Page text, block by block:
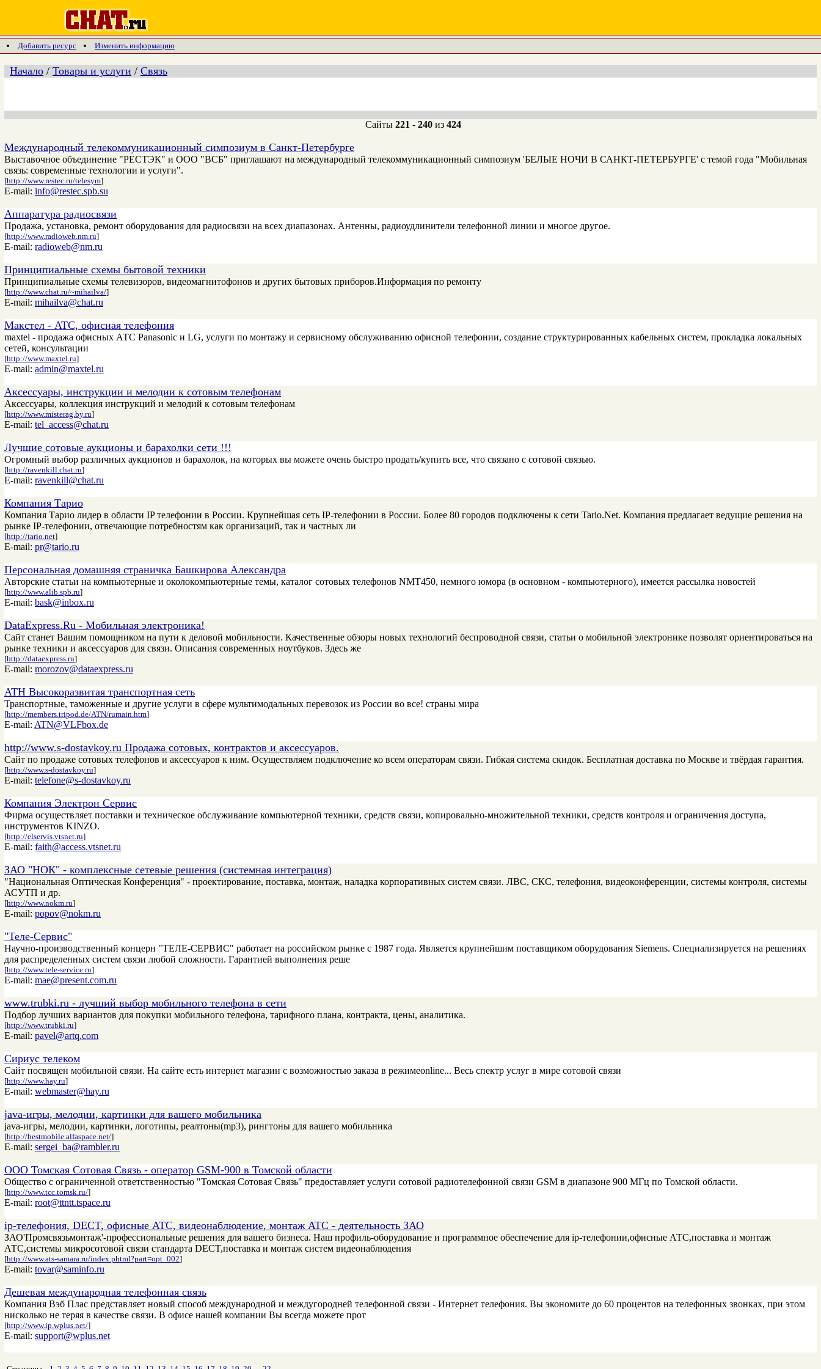
Добавить ресурс Изменить информацию
Начало / Товары и услуги / Связь
Сайты 221 - 240из 424
Международный телекоммуникационный симпозиум в Санкт-Петербурге
Выставочное объединение "РЕСТЭК" и ООО "ВСБ" приглашают на международный телекоммуникационный симпозиум 'БЕЛЫЕ НОЧИ В САНКТ-ПЕТЕРБУРГЕ' с темой года "Мобильная
связь: современные технологии и услуги".
[http://www.restec.ru/telesym]
E-mail: info@restec.spb.su
Аппаратура радиосвязи
Продажа, установка, ремонт оборудования для радиосвязи на всех диапазонах. Антенны, радиоудлинители телефонной линии и многое другое.
[http://www.radioweb.nm.ru]
E-mail: radioweb@nm.ru
Принципиальные схемы бытовой техники
Принципиальные схемы телевизоров, видеомагнитофонов и других бытовых приборов.Информация по ремонту
[http://www.chat.ru/~mihailva/]
E-mail: mihailva@chat.ru
Макстел - АТС, офисная телефония
maxtel - продажа офисных АТС Panasonic и LG, услуги по монтажу и сервисному обслуживанию офисной телефонии, создание структурированных кабельных систем, прокладка локальных
сетей, консультации
[http://www.maxtel.ru]
E-mail: admin@maxtel.ru
Аксессуары, инструкции и мелодии к сотовым телефонам
Аксессуары, коллекция инструкций и мелодий к сотовым телефонам
[http://www.misterag.by.ru]
E-mail: tel_access@chat.ru
Лучшие сотовые аукционы и барахолки сети !!!
Огромный выбор различных аукционов и барахолок, на которых вы можете очень быстро продать/купить все, что связано с сотовой связью.
[http://ravenkill.chat.ru]
E-mail: ravenkill@chat.ru
Компания Тарио
Компания Тарио лидер в области IP телефонии в России. Крупнейшая сеть IP-телефонии в России. Более 80 городов подключены к сети Tario.Net. Компания предлагает ведущие решения на
рынке IP-телефонии, отвечающие потребностям как организаций, так и частных ли
[http://tario.net]
E-mail: pr@tario.ru
Персональная домашняя страничка Башкирова Александра
Авторские статьи на компьютерные и околокомпьютерные темы, каталог сотовых телефонов NMT450, немного юмора (в основном - компьютерного), имеется рассылка новостей
[http://www.alib.spb.ru]
E-mail: bask@inbox.ru
DataExpress.Ru - Мобильная электроника!
Сайт станет Вашим помощником на пути к деловой мобильности. Качественные обзоры новых технологий беспроводной связи, статьи о мобильной электронике позволят ориентироваться на
рынке техники и аксессуаров для связи. Описания современных ноутбуков. Здесь же
[http://dataexpress.ru]
E-mail: morozov@dataexpress.ru
АТН Высокоразвитая транспортная сеть
Транспортные, таможенные и другие услуги в сфере мультимодальных перевозок из России во все! страны мира
[http://members.tripod.de/ATN/rumain.htm]
E-mail: ATN@VLFbox.de
http://www.s-dostavkoy.ru Продажа сотовых, контрактов и аксессуаров.
Сайт по продаже сотовых телефонов и аксессуаров к ним. Осуществляем подключение ко всем операторам связи. Гибкая система скидок. Бесплатная доставка по Москве и твёрдая гарантия.
[http://www.s-dostavkoy.ru]
E-mail: telefone@s-dostavkoy.ru
Компания Электрон Сервис
Фирма осуществляет поставки и техническое обслуживание компьютерной техники, средств связи, копировально-множительной техники, средств контроля и ограничения доступа,
инструментов KINZO.
[http://elservis.vtsnet.ru]
E-mail: faith@access.vtsnet.ru
ЗАО "НОК" - комплексные сетевые решения (системная интеграция)
"Национальная Оптическая Конференция" - проектирование, поставка, монтаж, наладка корпоративных систем связи. ЛВС, СКС, телефония, видеоконференции, системы контроля, системы
АСУТП и др.
[http://www.nokm.ru]
E-mail: popov@nokm.ru
"Теле-Сервис"
Научно-производственный концерн "ТЕЛЕ-СЕРВИС" работает на российском рынке с 1987 года. Является крупнейшим поставщиком оборудования Siemens. Специализируется на решениях
для распределенных систем связи любой сложности. Гарантией выполнения реше
[http://www.tele-service.ru]
E-mail: mae@present.com.ru
www.trubki.ru - лучший выбор мобильного телефона в сети
Подбор лучших вариантов для покупки мобильного телефона, тарифного плана, контракта, цены, аналитика.
[http://www.trubki.ru]
E-mail: pavel@artq.com
Сириус телеком
Сайт посвящен мобильной связи. На сайте есть интернет магазин с возможностью заказа в режимеonline... Весь спектр услуг в мире сотовой связи
[http://www.hay.ru]
E-mail: webmaster@hay.ru
java-игры, мелодии, картинки для вашего мобильника
java-игры, мелодии, картинки, логотипы, реалтоны(mp3), рингтоны для вашего мобильника
[http://bestmobile.alfaspace.net/]
E-mail: sergei_ba@rambler.ru
ООО Томская Сотовая Связь - оператор GSM-900 в Томской области
Общество с ограниченной ответственностью "Томская Сотовая Связь" предоставляет услуги сотовой радиотелефонной связи GSM в диапазоне 900 МГц по Томской области.
[http://www.tcc.tomsk.ru/]
E-mail: root@ttntt.tspace.ru
ip-телефония, DECT, офисные АТС, видеонаблюдение, монтаж АТС - деятельность ЗАО
ЗАО'Промсвязьмонтаж'-профессиональные решения для вашего бизнеса. Наш профиль-оборудование и программное обеспечение для ip-телефонии,офисные АТС,поставка и монтаж
АТС,системы микросотовой связи стандарта DECT,поставка и монтаж систем видеонаблюдения
[http://www.ats-samara.ru/index.phtml?part=opt_002]
E-mail: tovar@saminfo.ru
Дешевая международная телефонная связь
Компания Вэб Плас представляет новый способ международной и междугородней телефонной связи - Интернет телефония. Вы экономите до 60 процентов на телефонных звонках, при этом
нисколько не теряя в качестве связи. В офисе нашей компании Вы всегда можете прот
[http://www.ip.wplus.net/]
E-mail: support@wplus.net